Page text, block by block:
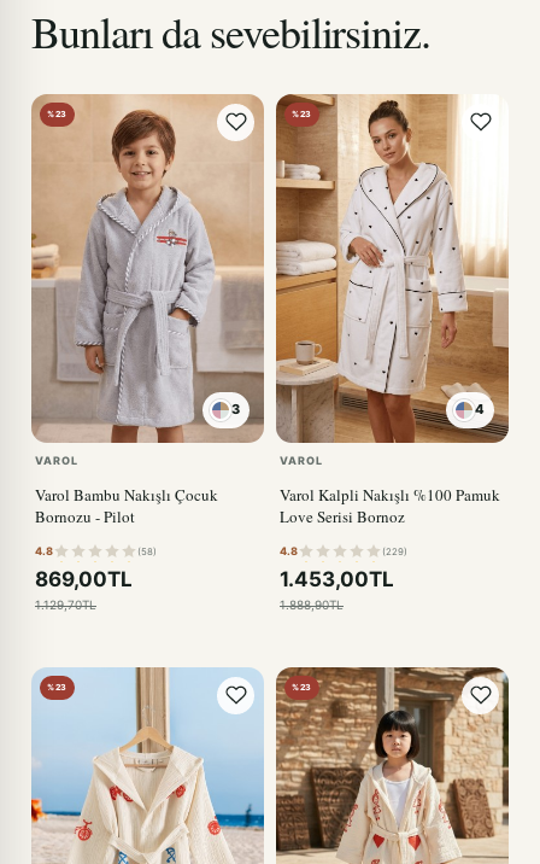
Bunları da sevebilirsiniz.
%23
3
VAROL
Varol Bambu Nakışlı Çocuk
Bornozu - Pilot
4.8 (58)
869,00TL
1.129,70TL
%23
4
KIRMIZI
VAROL
Varol Kalpli Nakışlı %100 Pamuk
Love Serisi Bornoz
4.8 (229)
1.453,00TL
1.888,90TL
%23 %23